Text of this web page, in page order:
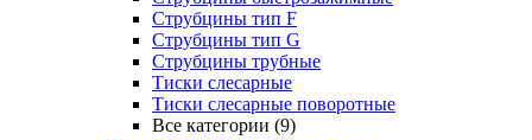
Струбцины тип F
Струбцины тип G
Струбцины трубные
Тиски слесарные
Тиски слесарные поворотные
Все категории (9)